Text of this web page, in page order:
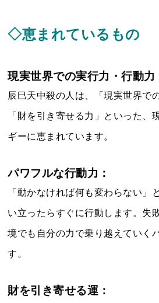
◇恵まれているもの
現実世界での実行力・行動力
辰巳天中殺の人は、「現実世界で
「財を引き寄せる力」といった、
ギーに恵まれています。
パワフルな行動力：
「動かなければ何も変わらない」
い立ったらすぐに行動します。失
境でも自分の力で乗り越えていく
す。
財を引き寄せる運：